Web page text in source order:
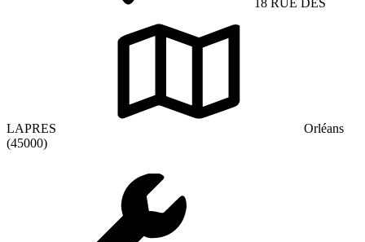
18 RUE DES
LAPRES
Orléans
(45000)